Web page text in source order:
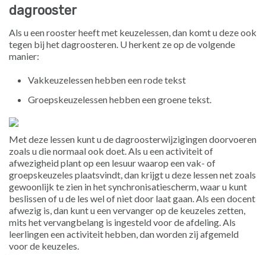
dagrooster
Als u een rooster heeft met keuzelessen, dan komt u deze ook
tegen bij het dagroosteren. U herkent ze op de volgende
manier:
Vakkeuzelessen hebben een rode tekst
Groepskeuzelessen hebben een groene tekst.
Met deze lessen kunt u de dagroosterwijzigingen doorvoeren
zoals u die normaal ook doet. Als u een activiteit of
afwezigheid plant op een lesuur waarop een vak- of
groepskeuzeles plaatsvindt, dan krijgt u deze lessen net zoals
gewoonlijk te zien in het synchronisatiescherm, waar u kunt
beslissen of u de les wel of niet door laat gaan. Als een docent
afwezig is, dan kunt u een vervanger op de keuzeles zetten,
mits het vervangbelang is ingesteld voor de afdeling. Als
leerlingen een activiteit hebben, dan worden zij afgemeld
voor de keuzeles.